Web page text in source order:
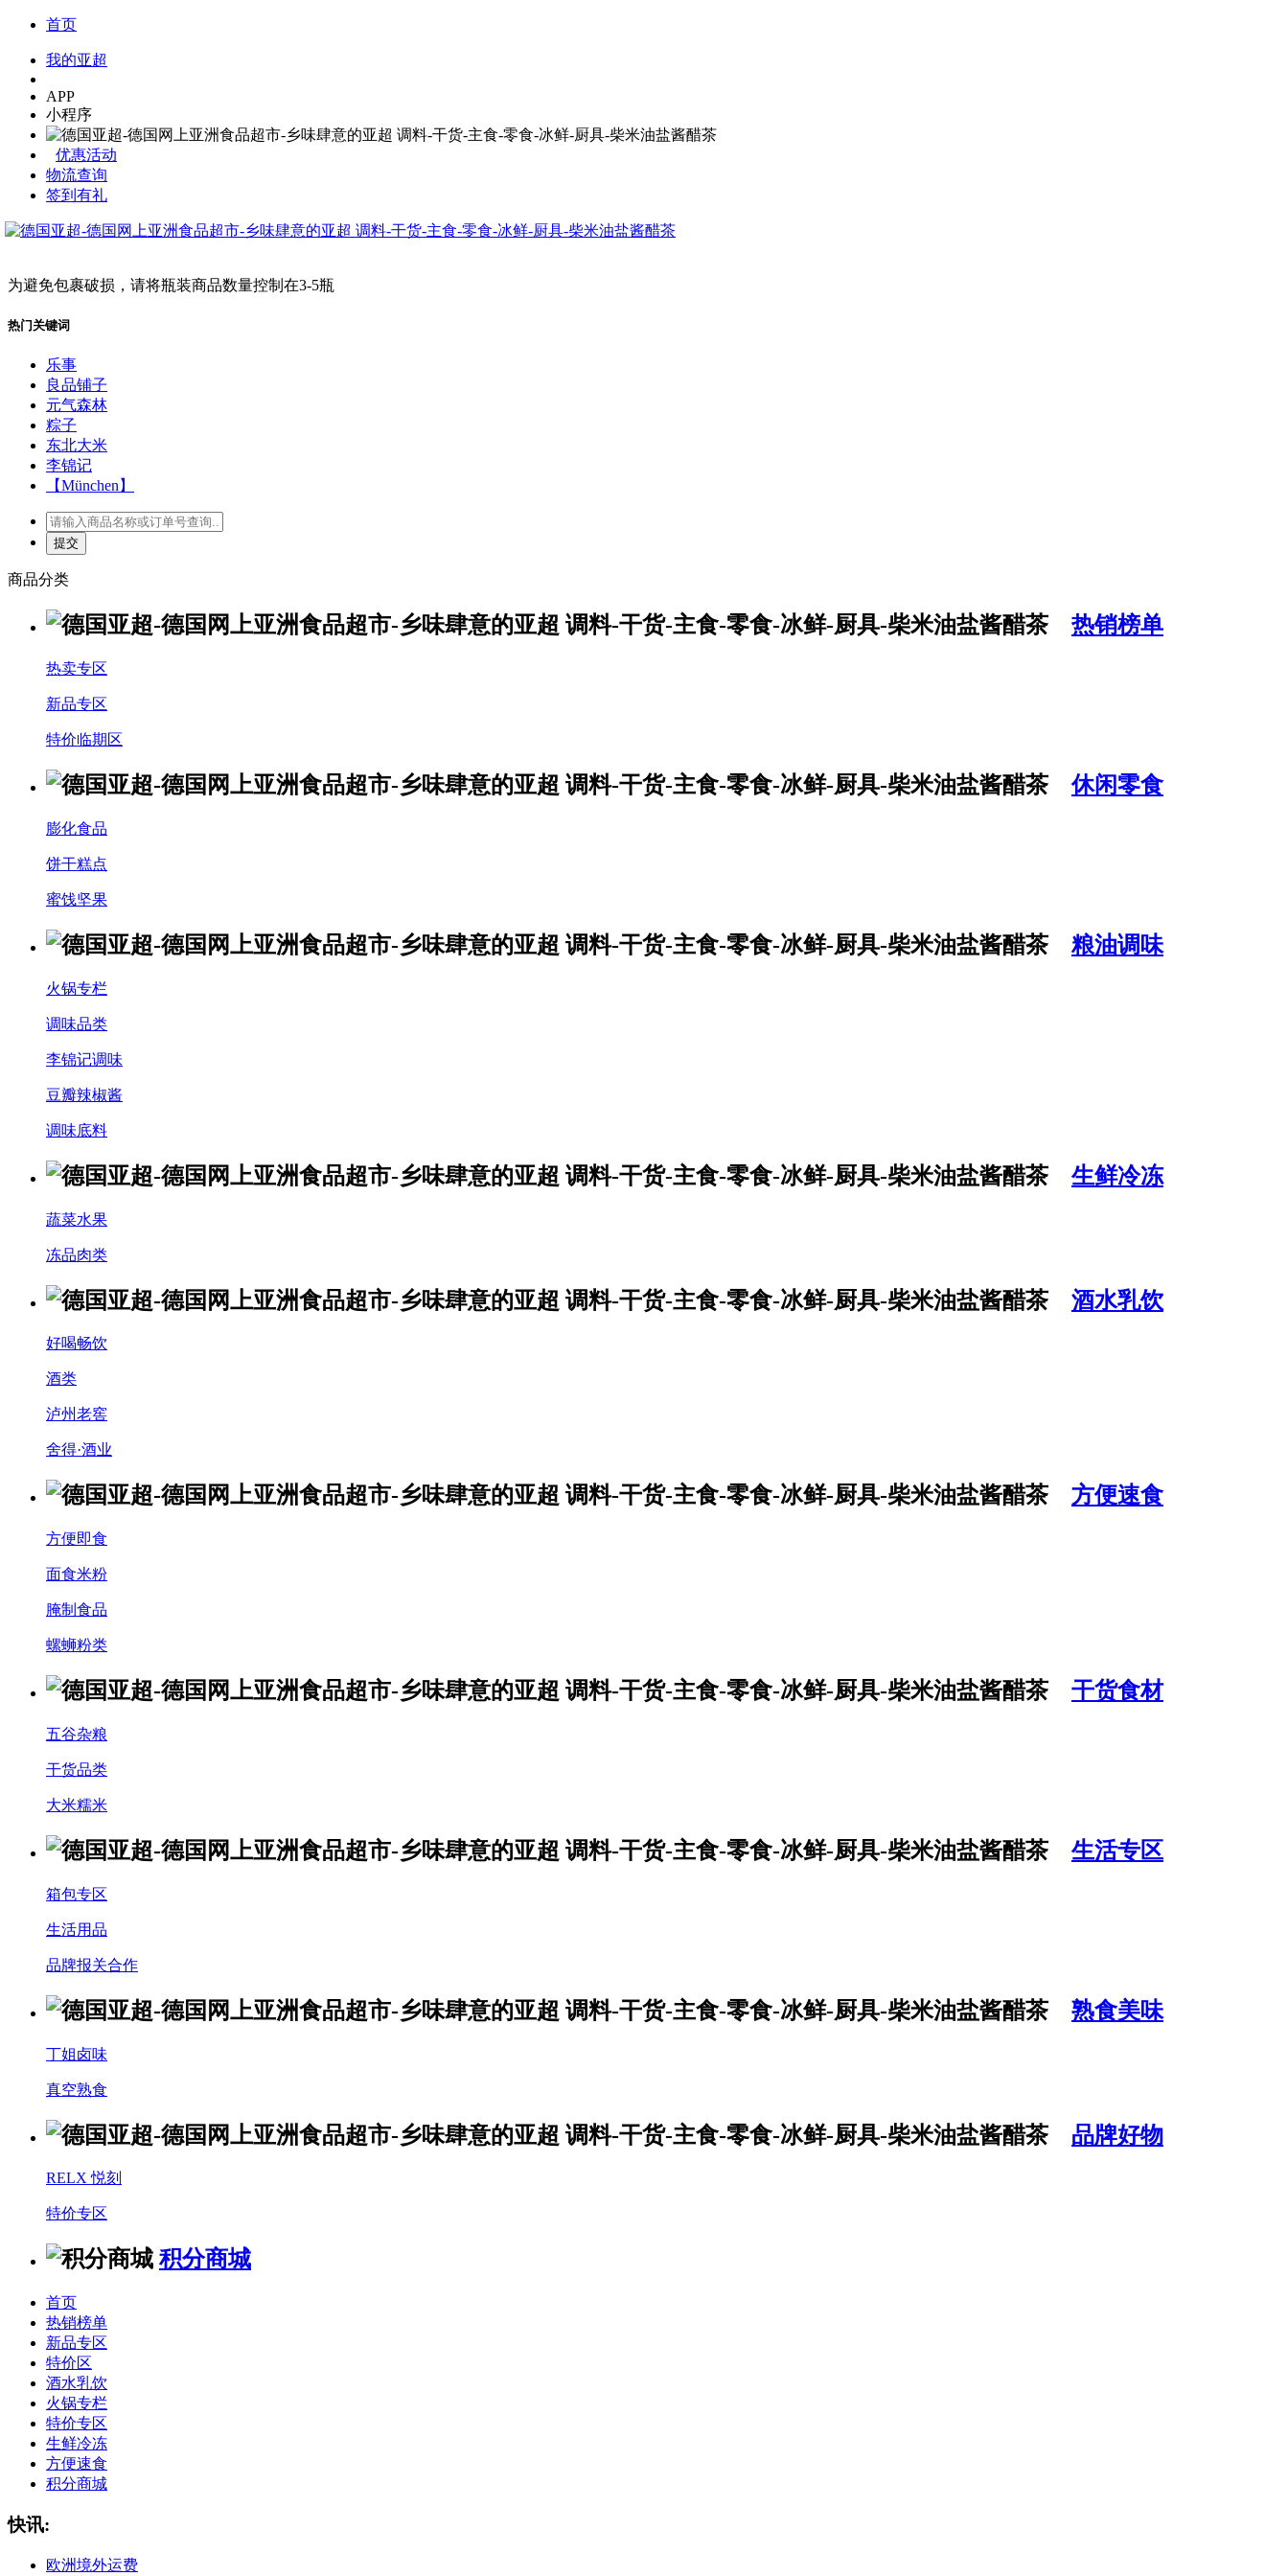
首页
我的亚超
APP
小程序
优惠活动
物流查询
签到有礼
为避免包裹破损，请将瓶装商品数量控制在3-5瓶
热门关键词
乐事
良品铺子
元气森林
粽子
东北大米
李锦记
【München】
商品分类
热销榜单
热卖专区
新品专区
特价临期区
休闲零食
膨化食品
饼干糕点
蜜饯坚果
粮油调味
火锅专栏
调味品类
李锦记调味
豆瓣辣椒酱
调味底料
生鲜冷冻
蔬菜水果
冻品肉类
酒水乳饮
好喝畅饮
酒类
泸州老窖
舍得·酒业
方便速食
方便即食
面食米粉
腌制食品
螺蛳粉类
干货食材
五谷杂粮
干货品类
大米糯米
生活专区
箱包专区
生活用品
品牌报关合作
熟食美味
丁姐卤味
真空熟食
品牌好物
RELX 悦刻
特价专区
积分商城
首页
热销榜单
新品专区
特价区
酒水乳饮
火锅专栏
特价专区
生鲜冷冻
方便速食
积分商城
快讯:
欧洲境外运费